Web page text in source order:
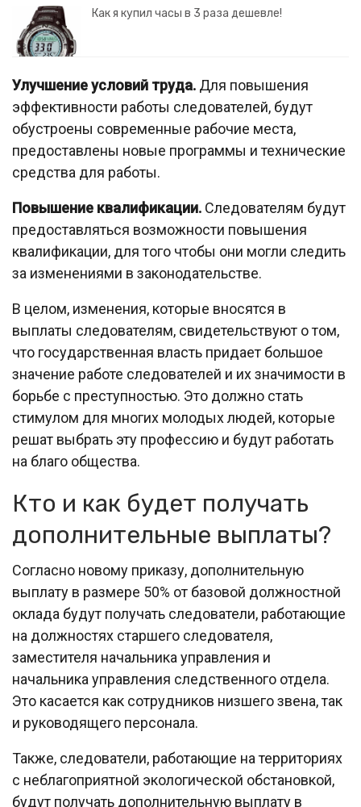
Как я купил часы в 3 раза дешевле!
Улучшение условий труда. Для повышения
эффективности работы следователей, будут
обустроены современные рабочие места,
предоставлены новые программы и технические
средства для работы.
Повышение квалификации. Следователям будут
предоставляться возможности повышения
квалификации, для того чтобы они могли следить
за изменениями в законодательстве.
В целом, изменения, которые вносятся в
выплаты следователям, свидетельствуют о том,
что государственная власть придает большое
значение работе следователей и их значимости в
борьбе с преступностью. Это должно стать
стимулом для многих молодых людей, которые
решат выбрать эту профессию и будут работать
на благо общества.
Кто и как будет получать
дополнительные выплаты?
Согласно новому приказу, дополнительную
выплату в размере 50% от базовой должностной
оклада будут получать следователи, работающие
на должностях старшего следователя,
заместителя начальника управления и
начальника управления следственного отдела.
Это касается как сотрудников низшего звена, так
и руководящего персонала.
Также, следователи, работающие на территориях
с неблагоприятной экологической обстановкой,
будут получать дополнительную выплату в